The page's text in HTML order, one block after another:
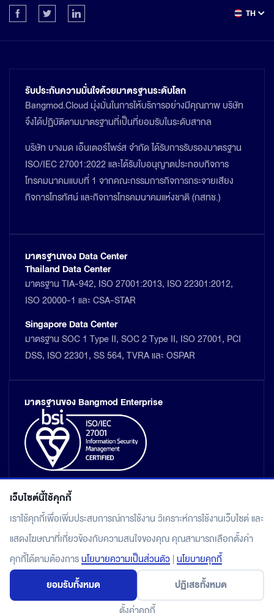
TH
รับประกันความมั่นใจด้วยมาตรฐานระดับโลก
Bangmod.Cloud มุ่งมั่นในการให้บริการอย่างมีคุณภาพ บริษัท
จึงได้ปฏิบัติตามมาตรฐานที่เป็นที่ยอมรับในระดับสากล
บริษัท บางมด เอ็นเตอร์ไพร์ส จำกัด ได้รับการรับรองมาตรฐาน
ISO/IEC 27001:2022 และได้รับใบอนุญาตประกอบกิจการ
โทรคมนาคมแบบที่ 1 จากคณะกรรมการกิจการกระจายเสียง
กิจการโทรทัศน์ และกิจการโทรคมนาคมแห่งชาติ (กสทช.)
มาตรฐานของ Data Center
Thailand Data Center
มาตรฐาน TIA-942, ISO 27001:2013, ISO 22301:2012,
ISO 20000-1 และ CSA-STAR
Singapore Data Center
มาตรฐาน SOC 1 Type II, SOC 2 Type II, ISO 27001, PCI
DSS, ISO 22301, SS 564, TVRA และ OSPAR
มาตรฐานของ Bangmod Enterprise
© 2026 Bangmod.Cloud by Bangmod Enterprise Co., Ltd.
All rights reserved.
แผนผังเว็บไซต์
นโยบายคุ้มครองข้อมูลส่วนบุคคล
เว็บไซต์นี้ใช้คุกกี้
เราใช้คุกกี้เพื่อเพิ่มประสบการณ์การใช้งาน วิเคราะห์การใช้งานเว็บไซต์ และ
แสดงโฆษณาที่เกี่ยวข้องกับความสนใจของคุณ คุณสามารถเลือกตั้งค่า
คุกกี้ได้ตามต้องการนโยบายความเป็นส่วนตัว | นโยบายคุกกี้
ยอมรับทั้งหมด ปฏิเสธทั้งหมด